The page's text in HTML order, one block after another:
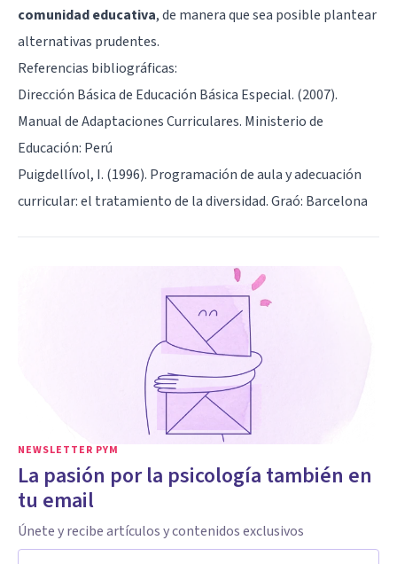
comunidad educativa, de manera que sea posible plantear
alternativas prudentes.
Referencias bibliográficas:
Dirección Básica de Educación Básica Especial. (2007).
Manual de Adaptaciones Curriculares. Ministerio de
Educación: Perú
Puigdellívol, I. (1996). Programación de aula y adecuación
curricular: el tratamiento de la diversidad. Graó: Barcelona
NEWSLETTER PYM
La pasión por la psicología también en
tu email
Únete y recibe artículos y contenidos exclusivos